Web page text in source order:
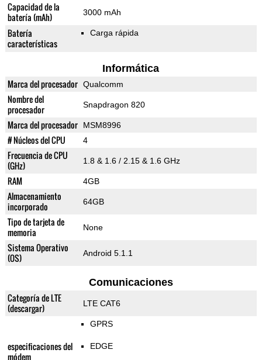
Capacidad de la
batería (mAh)
3000 mAh
Batería
características
Carga rápida
Informática
Marca del procesador Qualcomm
Nombre del
procesador
Snapdragon 820
Marca del procesador MSM8996
# Núcleos del CPU 4
Frecuencia de CPU
(GHz)
1.8 & 1.6 / 2.15 & 1.6 GHz
RAM 4GB
Almacenamiento
incorporado
64GB
Tipo de tarjeta de
memoria
None
Sistema Operativo
(OS)
Android 5.1.1
Comunicaciones
Categoría de LTE
(descargar)
LTE CAT6
especificaciones del
módem
GPRS
EDGE